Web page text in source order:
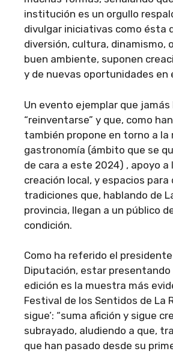
institución es un orgullo
divulgar iniciativas como ésta
diversión, cultura, dinamismo,
buen ambiente, suponen
y de nuevas oportunidades en
Un evento ejemplar que jamás
“reinventarse” y que, como
también propone en torno a la
gastronomía (ámbito que se
de cara a este 2024) , apoyo a
creación local, y espacios
tradiciones que, hablando de
provincia, llegan a un público
condición.
Como ha referido el
Diputación, estar presentando
edición es la muestra más
Festival de los Sentidos de La
sigue’: “suma afición y sigue
subrayado, aludiendo a que,
que han pasado desde su